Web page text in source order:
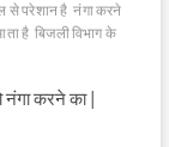
से परेशान है नंगा करने
है बिजली विभाग के
नंगा करने का |